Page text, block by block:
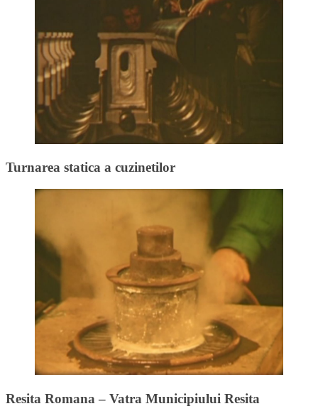
Turnarea statica a cuzinetilor
Resita Romana – Vatra Municipiului Resita